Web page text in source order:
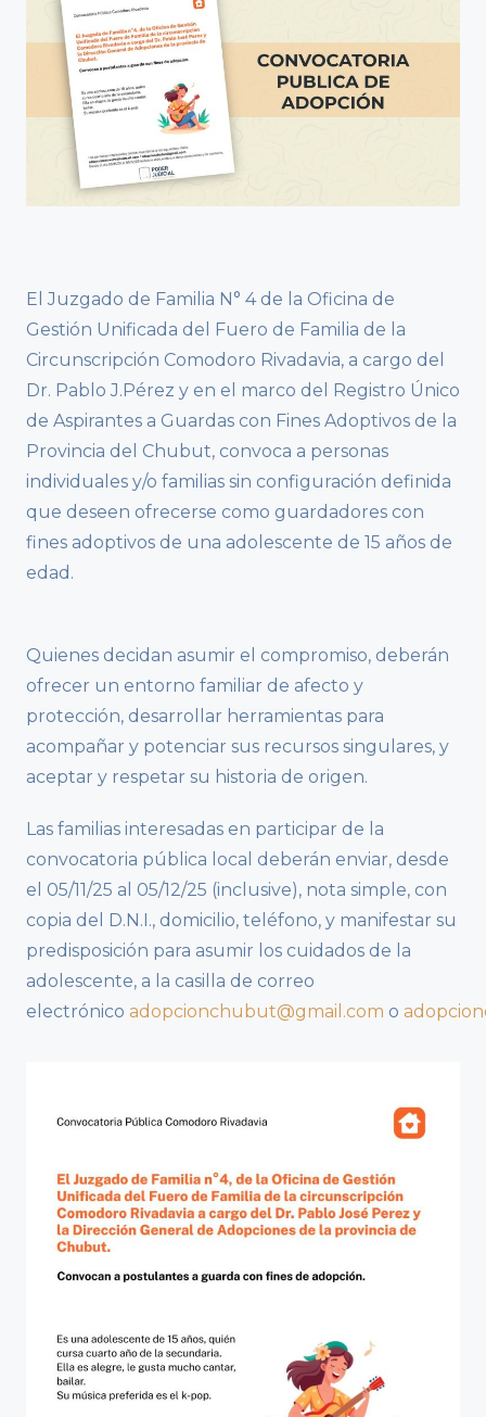
El Juzgado de Familia N° 4 de la Oficina de
Gestión Unificada del Fuero de Familia de la
Circunscripción Comodoro Rivadavia, a cargo del
Dr. Pablo J.Pérez y en el marco del Registro Único
de Aspirantes a Guardas con Fines Adoptivos de la
Provincia del Chubut, convoca a personas
individuales y/o familias sin configuración definida
que deseen ofrecerse como guardadores con
fines adoptivos de una adolescente de 15 años de
edad.
Quienes decidan asumir el compromiso, deberán
ofrecer un entorno familiar de afecto y
protección, desarrollar herramientas para
acompañar y potenciar sus recursos singulares, y
aceptar y respetar su historia de origen.
Las familias interesadas en participar de la
convocatoria pública local deberán enviar, desde
el 05/11/25 al 05/12/25 (inclusive), nota simple, con
copia del D.N.I., domicilio, teléfono, y manifestar su
predisposición para asumir los cuidados de la
adolescente, a la casilla de correo
electrónico adopcionchubut@gmail.com o